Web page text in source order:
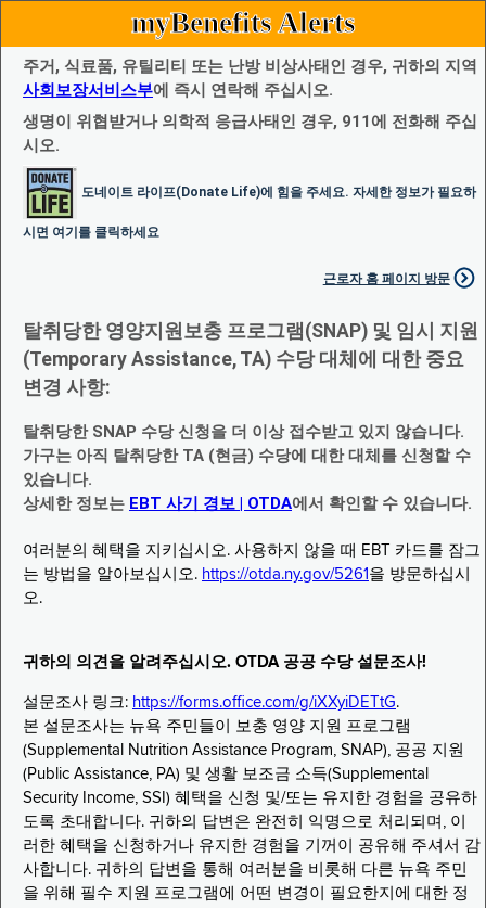
myBenefits Alerts
주거, 식료품, 유틸리티 또는 난방 비상사태인 경우, 귀하의 지역
사회보장서비스부에 즉시 연락해 주십시오.
생명이 위협받거나 의학적 응급사태인 경우, 911에 전화해 주십
시오.
도네이트 라이프(Donate Life)에 힘을 주세요. 자세한 정보가 필요하
시면 여기를 클릭하세요
근로자 홈 페이지 방문
탈취당한 영양지원보충 프로그램(SNAP) 및 임시 지원
(Temporary Assistance, TA) 수당 대체에 대한 중요
변경 사항:
탈취당한 SNAP 수당 신청을 더 이상 접수받고 있지 않습니다.
가구는 아직 탈취당한 TA (현금) 수당에 대한 대체를 신청할 수
있습니다.
상세한 정보는 EBT 사기 경보 | OTDA에서 확인할 수 있습니다.
여러분의 혜택을 지키십시오. 사용하지 않을 때 EBT 카드를 잠그
는 방법을 알아보십시오. https://otda.ny.gov/5261 을 방문하십시
오.
귀하의 의견을 알려주십시오. OTDA 공공 수당 설문조사!
설문조사 링크: https://forms.office.com/g/iXXyiDETtG.
본 설문조사는 뉴욕 주민들이 보충 영양 지원 프로그램
(Supplemental Nutrition Assistance Program, SNAP), 공공 지원
(Public Assistance, PA) 및 생활 보조금 소득(Supplemental
Security Income, SSI) 혜택을 신청 및/또는 유지한 경험을 공유하
도록 초대합니다. 귀하의 답변은 완전히 익명으로 처리되며, 이
러한 혜택을 신청하거나 유지한 경험을 기꺼이 공유해 주셔서 감
사합니다. 귀하의 답변을 통해 여러분을 비롯해 다른 뉴욕 주민
을 위해 필수 지원 프로그램에 어떤 변경이 필요한지에 대한 정